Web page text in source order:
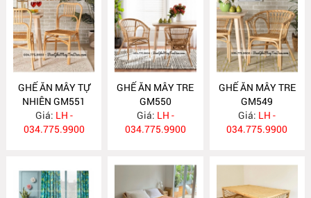
GHẾ ĂN MÂY TỰ
NHIÊN GM551
Giá: LH -
034.775.9900
GHẾ ĂN MÂY TRE
GM550
Giá: LH -
034.775.9900
GHẾ ĂN MÂY TRE
GM549
Giá: LH -
034.775.9900